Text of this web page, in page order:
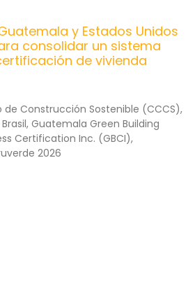
y Estados Unidos
consolidar un sistema
de vivienda
de Construcción Sostenible (CCCS),
Guatemala Green Building
Certification Inc. (GBCI),
2026